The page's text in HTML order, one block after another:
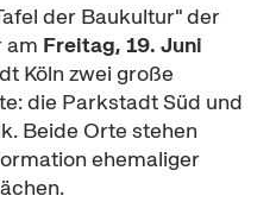
der Baukultur" der
am Freitag, 19. Juni
Köln zwei große
die Parkstadt Süd und
Beide Orte stehen
ehemaliger